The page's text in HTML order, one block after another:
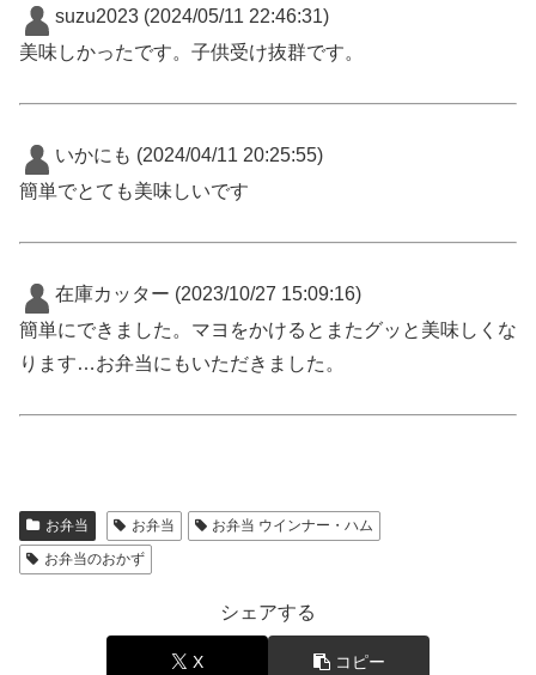
suzu2023 (2024/05/11 22:46:31)
美味しかったです。子供受け抜群です。
いかにも (2024/04/11 20:25:55)
簡単でとても美味しいです
在庫カッター (2023/10/27 15:09:16)
簡単にできました。マヨをかけるとまたグッと美味しくな
ります…お弁当にもいただきました。
お弁当 お弁当
お弁当 ウインナー・ハム
お弁当のおかず
シェアする
X コピー